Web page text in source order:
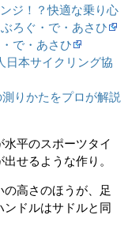
ジ！？快適な乗り心
ろぐ・で・あさひ
で・あさひ
日本サイクリング協
りかたをプロが解説
平のスポーツタイ
せるような作り。
高さのほうが、足
ドルはサドルと同